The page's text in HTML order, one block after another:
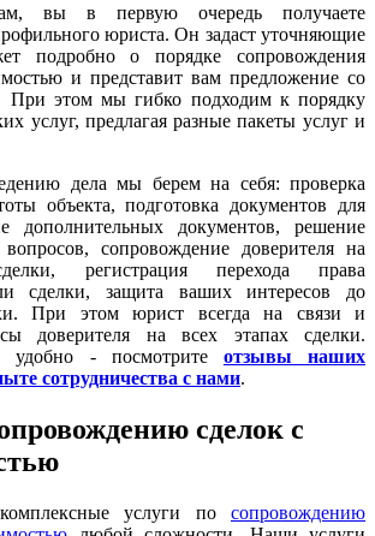
вы в первую очередь получаете
юриста. Он задаст уточняющие
подробно о порядке сопровождения
и представит вам предложение со
При этом мы гибко подходим к порядку
услуг, предлагая разные пакеты услуг и
дела мы берем на себя: проверка
объекта, подготовка документов для
дополнительных документов, решение
сопровождение доверителя на
регистрация перехода права
сделки, защита ваших интересов до
При этом юрист всегда на связи и
доверителя на всех этапах сделки.
удобно - посмотрите отзывы наших
сотрудничества с нами.
сделок с
услуги по сопровождению